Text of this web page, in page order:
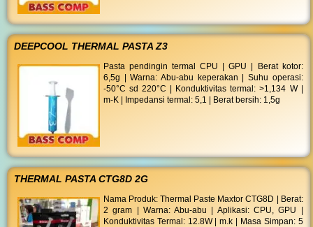
DEEPCOOL THERMAL PASTA Z3
Pasta pendingin termal CPU | GPU | Berat kotor:
6,5g | Warna: Abu-abu keperakan | Suhu operasi:
-50°C sd 220°C | Konduktivitas termal: >1,134 W |
m-K | Impedansi termal: 5,1 | Berat bersih: 1,5g
THERMAL PASTA CTG8D 2G
Nama Produk: Thermal Paste Maxtor CTG8D | Berat:
2 gram | Warna: Abu-abu | Aplikasi: CPU, GPU |
Konduktivitas Termal: 12.8W | m.k | Masa Simpan: 5